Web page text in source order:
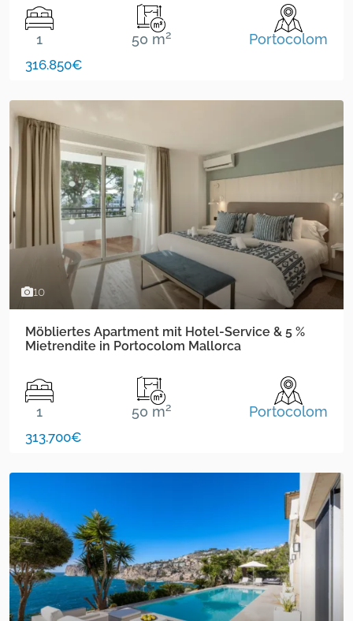
1 50 m2 Portocolom
316.850€
10
Möbliertes Apartment mit Hotel-Service & 5 %
Mietrendite in Portocolom Mallorca
1 50 m2 Portocolom
313.700€